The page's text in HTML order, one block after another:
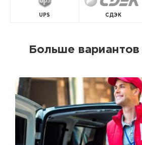
UPS СДЭК
Больше вариантов